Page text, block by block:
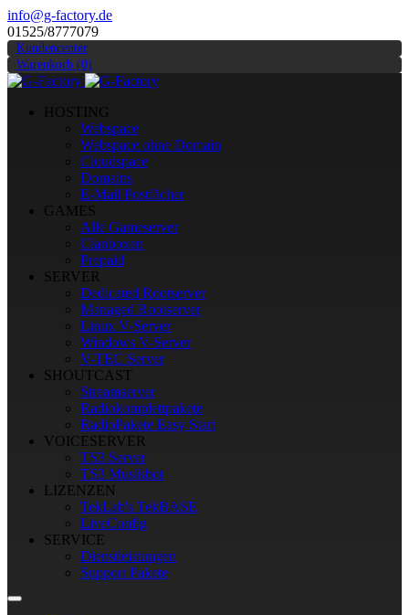
info@g-factory.de
01525/8777079
Kundencenter
Warenkorb (0)
HOSTING
Webspace
Webspace ohne Domain
Cloudspace
Domains
E-Mail Postfächer
GAMES
Alle Gameserver
Clanboxen
Prepaid
SERVER
Dedicated Rootserver
Managed Rootserver
Linux V-Server
Windows V-Server
V-TEC Server
SHOUTCAST
Streamserver
Radiokomplettpakete
RadioPakete Easy Start
VOICESERVER
TS3 Server
TS3 Musikbot
LIZENZEN
TekLab's TekBASE
LiveConfig
SERVICE
Dienstleistungen
Support Pakete